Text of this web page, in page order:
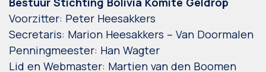
Voorzitter: Peter Heesakkers
Secretaris: Marion Heesakkers – Van Doormalen
Penningmeester: Han Wagter
Lid en Webmaster: Martien van den Boomen